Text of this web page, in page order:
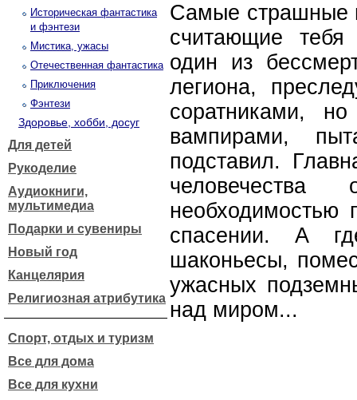
Историческая фантастика
и фэнтези
Мистика, ужасы
Отечественная фантастика
Приключения
Фэнтези
Здоровье, хобби, досуг
Для детей
Рукоделие
Аудиокниги,
мультимедиа
Подарки и сувениры
Новый год
Канцелярия
Религиозная атрибутика
Спорт, отдых и туризм
Все для дома
Все для кухни
Самые страшные
считающие
один из
легиона,
соратниками,
вампирами,
подставил.
необходимостью
спасении. А
шаконьесы,
ужасных
над миром...